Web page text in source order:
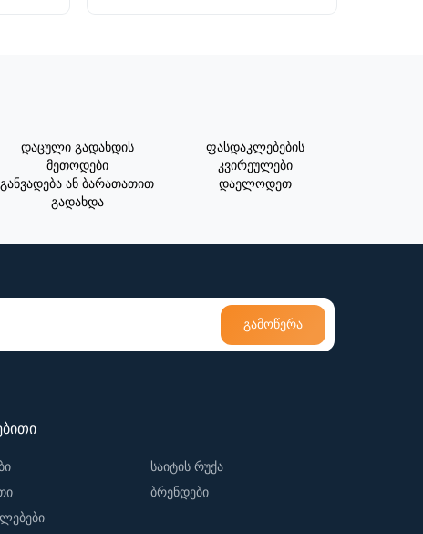
დაცული გადახდის
მეთოდები
განვადება ან ბარათათით
გადახდა
ფასდაკლებების
კვირეულები
დაელოდეთ
გამოწერა
საიტის რუქა
ბრენდები